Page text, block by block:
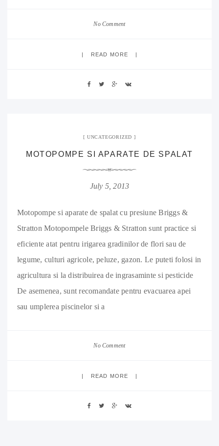
No Comment
READ MORE
UNCATEGORIZED
MOTOPOMPE SI APARATE DE SPALAT
July 5, 2013
Motopompe si aparate de spalat cu presiune Briggs &
Stratton Motopompele Briggs & Stratton sunt practice si
eficiente atat pentru irigarea gradinilor de flori sau de
legume, culturi agricole, peluze, gazon. Le puteti folosi in
agricultura si la distribuirea de ingrasaminte si pesticide
De asemenea, sunt recomandate pentru evacuarea apei
sau umplerea piscinelor si a
No Comment
READ MORE